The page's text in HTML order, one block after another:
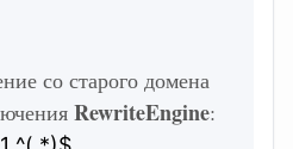
со старого домена
RewriteEngine: